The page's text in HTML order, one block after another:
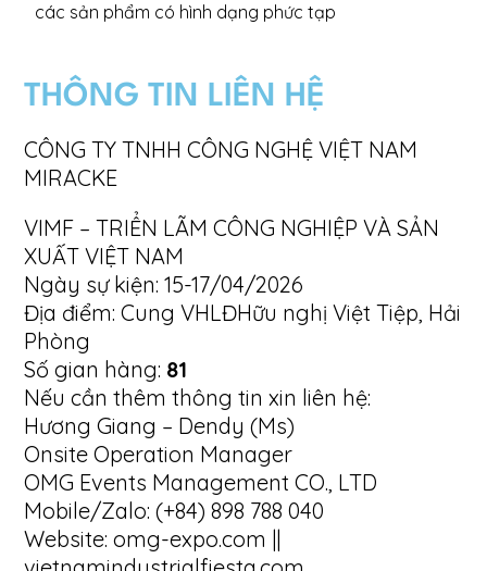
các sản phẩm có hình dạng phức tạp
THÔNG TIN LIÊN HỆ
CÔNG TY TNHH CÔNG NGHỆ VIỆT NAM
MIRACKE
VIMF – TRIỂN LÃM CÔNG NGHIỆP VÀ SẢN
XUẤT VIỆT NAM
Ngày sự kiện: 15-17/04/2026
Địa điểm: Cung VHLĐHữu nghị Việt Tiệp, Hải
Phòng
Số gian hàng: 81
Nếu cần thêm thông tin xin liên hệ:
Hương Giang – Dendy (Ms)
Onsite Operation Manager
OMG Events Management CO., LTD
Mobile/Zalo: (+84) 898 788 040
Website: omg-expo.com ||